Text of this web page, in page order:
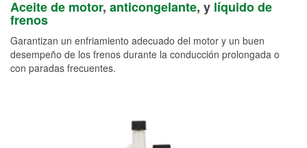
Aceite de motor, anticongelante, y líquido de
frenos
Garantizan un enfriamiento adecuado del motor y un buen
desempeño de los frenos durante la conducción prolongada o
con paradas frecuentes.